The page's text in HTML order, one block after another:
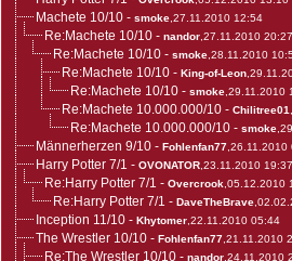
Machete 10/10 - smoke ,27.11.2010 12:54
Re:Machete 10/10 - nandor ,27.11.2010 20:27
Re:Machete 10/10 - smoke ,28.11.2010
Re:Machete 10/10 - King-of-Leon
Re:Machete 10/10 - smoke ,29.11.2010
Re:Machete 10.000.000/10 - Chilitree01
Re:Machete 10.000.000/10 - smoke
Männerherzen 9/10 - Fohlenfan77 ,26.11.2010
Harry Potter 7/1 - OVONATOR ,23.11.2010 19:37
Re:Harry Potter 7/1 - Overcrook ,05.12.2010
Re:Harry Potter 7/1 - DaveTheBrave
Inception 11/10 - Khytomer ,22.11.2010 05:44
The Wrestler 10/10 - Fohlenfan77 ,21.11.2010
Re:The Wrestler 10/10 - nandor ,24.11.2010